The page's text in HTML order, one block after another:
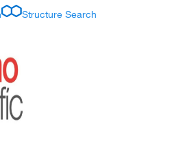
Structure Search